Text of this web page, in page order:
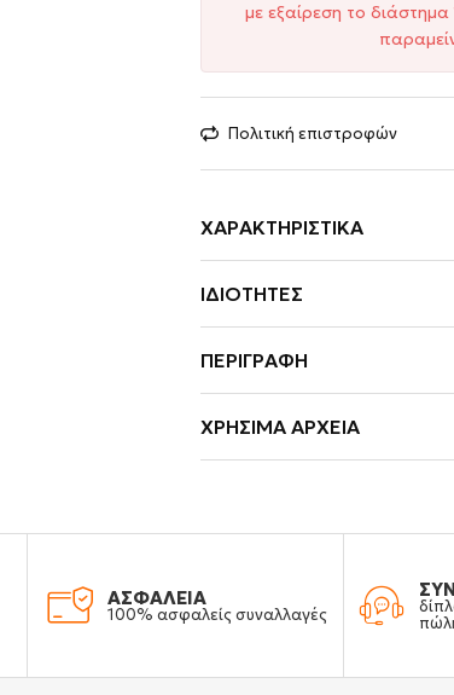
με εξαίρεση το
Πολιτική επιστροφών
ΧΑΡΑΚΤΗΡΙΣΤΙΚΆ
ΙΔΙΌΤΗΤΕΣ
ΠΕΡΙΓΡΑΦΉ
ΧΡΉΣΙΜΑ ΑΡΧΕΊΑ
ΑΣΦΑΛΕΙΑ
100% ασφαλείς συναλλαγές